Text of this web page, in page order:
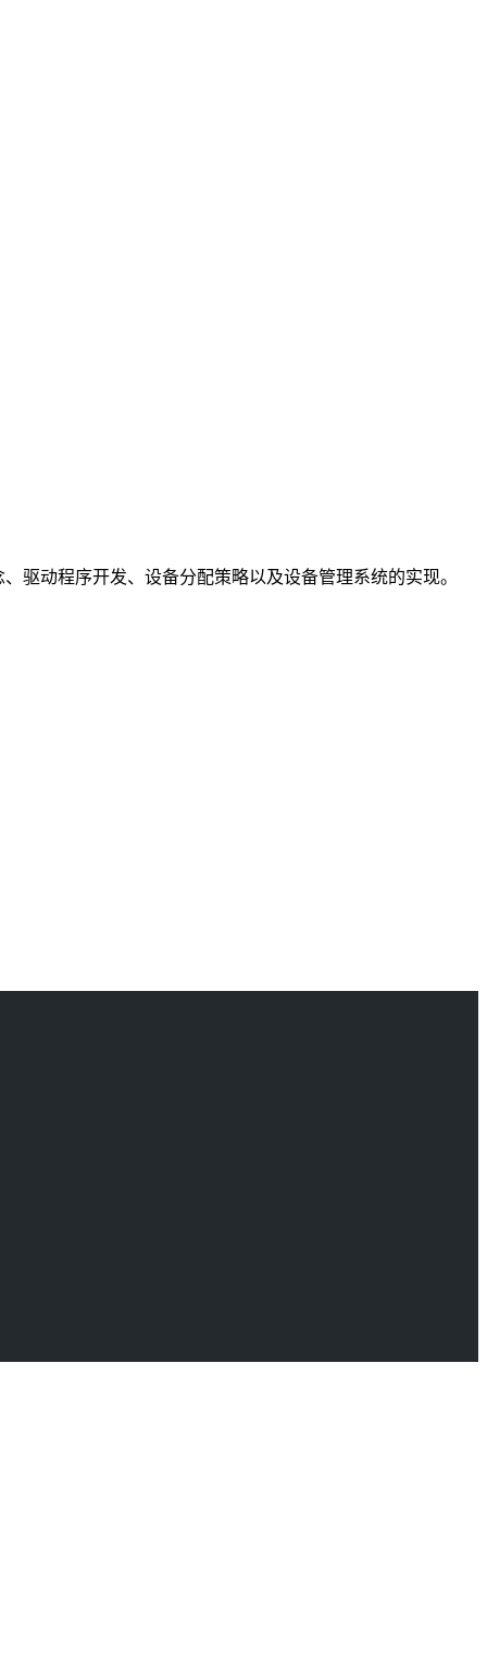
驱动程序开发、设备分配策略以及设备管理系统的实现。